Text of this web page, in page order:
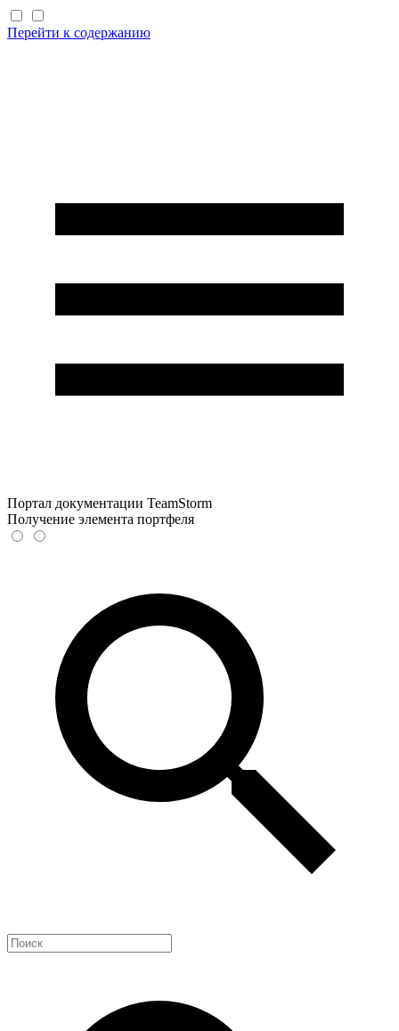
Перейти к содержанию
Портал документации TeamStorm
Получение элемента портфеля